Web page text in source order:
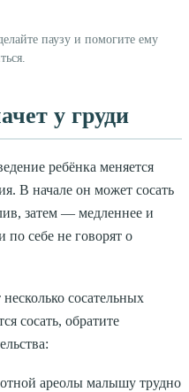
паузу и помогите ему
у груди
ребёнка меняется
В начале он может сосать
затем — медленнее и
по себе не говорят о
сосательных
сосать, обратите
ареолы малышу трудно